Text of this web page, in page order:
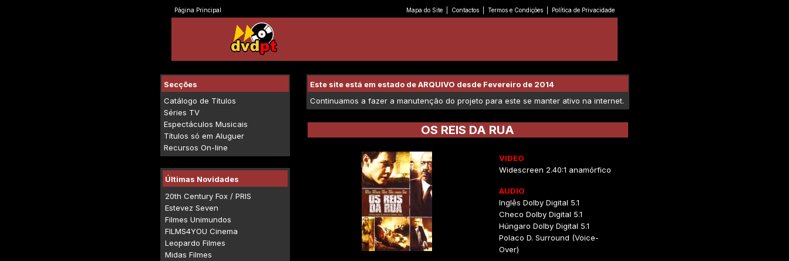
Página Principal Mapa do Site Contactos Termos e Condições Política de Privacidade
Secções
Catálogo de Títulos
Séries TV
Espectáculos Musicais
Títulos só em Aluguer
Recursos On-line
Últimas Novidades
20th Century Fox / PRIS
Estevez Seven
Filmes Unimundos
FILMS4YOU Cinema
Leopardo Filmes
Midas Filmes
Este site está em estado de ARQUIVO desde Fevereiro de 2014
Continuamos a fazer a manutenção do projeto para este se manter ativo na internet.
OS REIS DA RUA
VIDEO
Widescreen 2.40:1 anamórfico
AUDIO
Inglês Dolby Digital 5.1
Checo Dolby Digital 5.1
Húngaro Dolby Digital 5.1
Polaco D. Surround (Voice-
Over)